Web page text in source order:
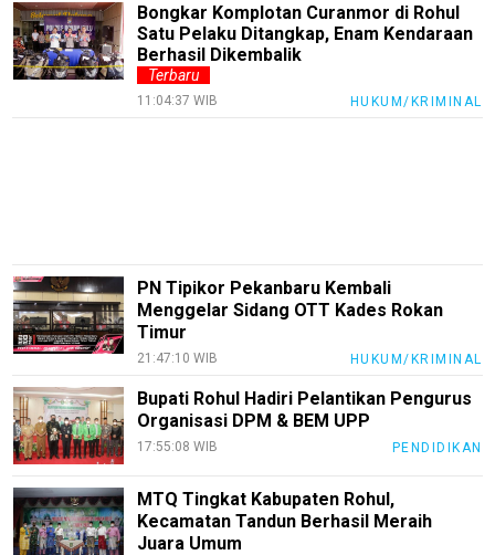
Bongkar Komplotan Curanmor di Rohul
Satu Pelaku Ditangkap, Enam Kendaraan
Berhasil Dikembalik
Terbaru
11:04:37 WIB HUKUM/KRIMINAL
PN Tipikor Pekanbaru Kembali
Menggelar Sidang OTT Kades Rokan
Timur
21:47:10 WIB HUKUM/KRIMINAL
Bupati Rohul Hadiri Pelantikan Pengurus
Organisasi DPM & BEM UPP
17:55:08 WIB PENDIDIKAN
MTQ Tingkat Kabupaten Rohul,
Kecamatan Tandun Berhasil Meraih
Juara Umum
Smartphone
Guide
Recipes
Loker
KuansingTerkini
Bisnis
Sehat
PotensiRohil